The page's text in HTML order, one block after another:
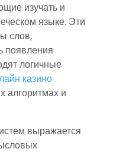
изучать и
языке. Эти
слов,
появления
логичные
казино
алгоритмах и
выражается